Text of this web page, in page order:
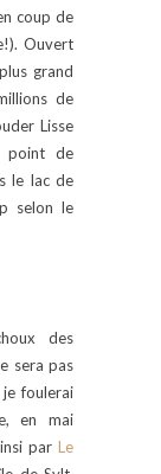
coup de
Ouvert
grand
de
Lisse
point de
le lac de
selon le
des
sera pas
foulerai
en mai
par Le